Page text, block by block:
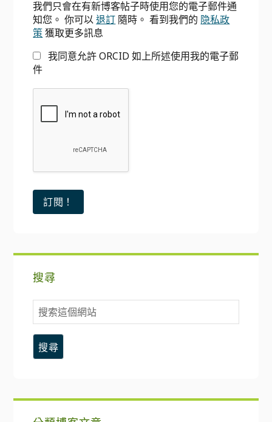
我們只會在有新博客帖子時使用您的電子郵件通
知您。 你可以退訂 隨時。 看到我們的 隐私政
策獲取更多訊息
我同意允許 ORCID 如上所述使用我的電子郵
件
搜尋
搜
索
這
個